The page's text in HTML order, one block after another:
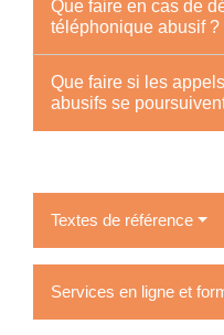
Que faire en cas de
téléphonique abusif ?
Que faire si les
abusifs se
Textes de référence
Services en ligne et